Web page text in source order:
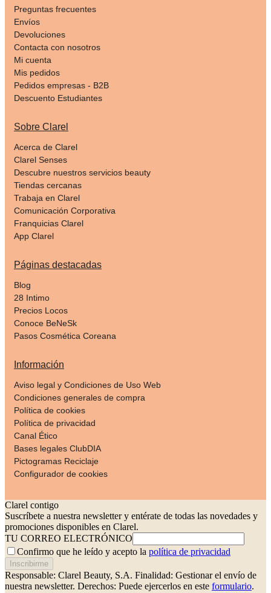
Preguntas frecuentes
Envíos
Devoluciones
Contacta con nosotros
Mi cuenta
Mis pedidos
Pedidos empresas - B2B
Descuento Estudiantes
Sobre Clarel
Acerca de Clarel
Clarel Senses
Descubre nuestros servicios beauty
Tiendas cercanas
Trabaja en Clarel
Comunicación Corporativa
Franquicias Clarel
App Clarel
Páginas destacadas
Blog
28 Intimo
Precios Locos
Conoce BeNeSk
Pasos Cosmética Coreana
Información
Aviso legal y Condiciones de Uso Web
Condiciones generales de compra
Política de cookies
Política de privacidad
Canal Ético
Bases legales ClubDIA
Pictogramas Reciclaje
Configurador de cookies
Clarel contigo
Suscríbete a nuestra newsletter y entérate de todas las novedades y
promociones disponibles en Clarel.
TU CORREO ELECTRÓNICO
Confirmo que he leído y acepto la política de privacidad
Inscribirme
Responsable: Clarel Beauty, S.A. Finalidad: Gestionar el envío de
nuestra newsletter. Derechos: Puede ejercerlos en este formulario.